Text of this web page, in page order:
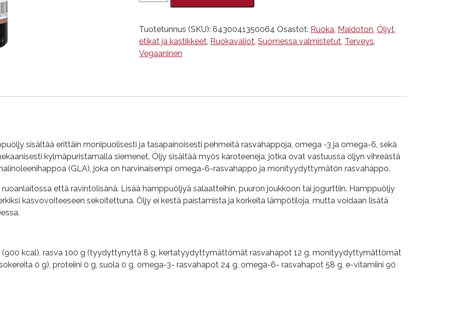
Impola,
ml
määrä
Tuotetunnus (SKU):6430041350064 Osastot: Ruoka Maidoton ,Öljyt,
etikat ja kastikkeet Ruokavaliot ,Suomessa valmistetut Terveys
Vegaaninen
sisältää erittäin monipuolisesti ja tasapainoisesti pehmeitä rasvahappoja, omega -3 ja omega-6, sekä
kylmäpuristamalla siemenet. Öljy sisältää myös karoteeneja, jotka ovat vastuussa öljyn vihreästä
(GLA), joka on harvinaisempi omega-6-rasvahappo ja monityydyttymätön rasvahappo.
että ravintolisänä. Lisää hamppuöljyä salaatteihin, puuron joukkoon tai jogurttiin. Hamppuöljy
kasvovoiteeseen sekoitettuna. Öljy ei kestä paistamista ja korkeita lämpötiloja, mutta voidaan lisätä
(900 kcal), rasva 100 g (tyydyttynyttä 8 g, kertatyydyttymättömät rasvahapot 12 g, monityydyttymättömät
0 g), proteiini 0 g, suola 0 g, omega-3- rasvahapot 24 g, omega-6- rasvahapot 58 g, e-vitamiini 90